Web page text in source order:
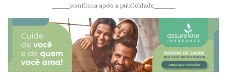
______continua após a publicidade_______